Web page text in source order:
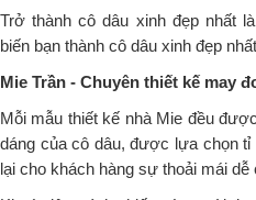
Trở thành cô dâu xinh đẹp nhất
biến bạn thành cô dâu xinh đẹp
Mie Trần - Chuyên thiết kế may
Mỗi mẫu thiết kế nhà Mie đều
dáng của cô dâu, được lựa chọn
lại cho khách hàng sự thoải mái dễ